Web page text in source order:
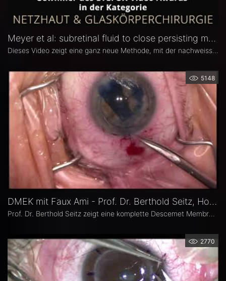
Meyer et al: subretinal fluid to close persisting macular holes
Dieses Video zeigt eine ganz neue Methode, mit der nachweisslich >100 erfolglos operierte Makulaforamen verschlossen werden konnten.
5148
DMEK mit Faux Ami - Prof. Dr. Berthold Seitz, Homburg/Saar
2770